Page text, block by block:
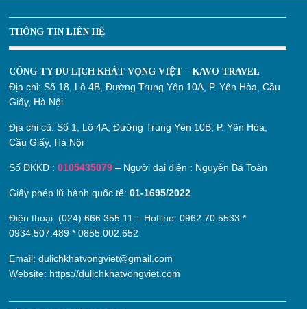
THÔNG TIN LIÊN HỆ
CÔNG TY DU LỊCH KHÁT VỌNG VIỆT – KAVO TRAVEL
Địa chỉ:Số 18, Lô 4B, Đường Trung Yên 10A, P. Yên Hòa, Cầu
Giấy, Hà Nội
Địa chỉ cũ:Số 1, Lô 4A, Đường Trung Yên 10B, P. Yên Hòa,
Cầu Giấy, Hà Nội
Số ĐKKD :0105435079 – Người đại diện : Nguyễn Bá Toàn
Giấy phép lữ hành quốc tế:01-1695/2022
Điện thoại: (024) 666 355 11 – Hotline:0962.70.5533 *
0934.507.489 *0855.002.652
Email:dulichkhatvongviet@gmail.com
Website: https://dulichkhatvongviet.com